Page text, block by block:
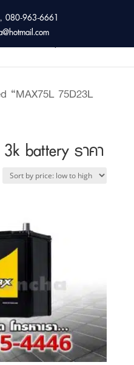
963-6661
75D23L
battery ราคา